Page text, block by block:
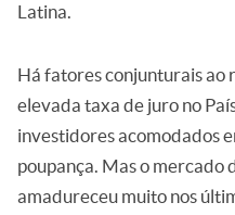
Latina.
Há fatores conjunturais ao
elevada taxa de juro no
investidores acomodados
poupança. Mas o mercado
amadureceu muito nos